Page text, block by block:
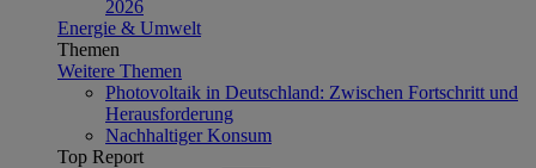
2026
Energie & Umwelt
Themen
Weitere Themen
Photovoltaik in Deutschland: Zwischen Fortschritt und
Herausforderung
Nachhaltiger Konsum
Top Report